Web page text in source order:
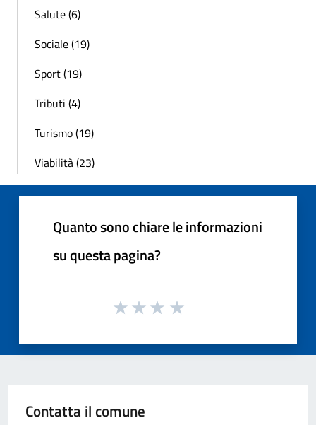
Salute (6)
Sociale (19)
Sport (19)
Tributi (4)
Turismo (19)
Viabilità (23)
Quanto sono chiare le informazioni
su questa pagina?
Contatta il comune